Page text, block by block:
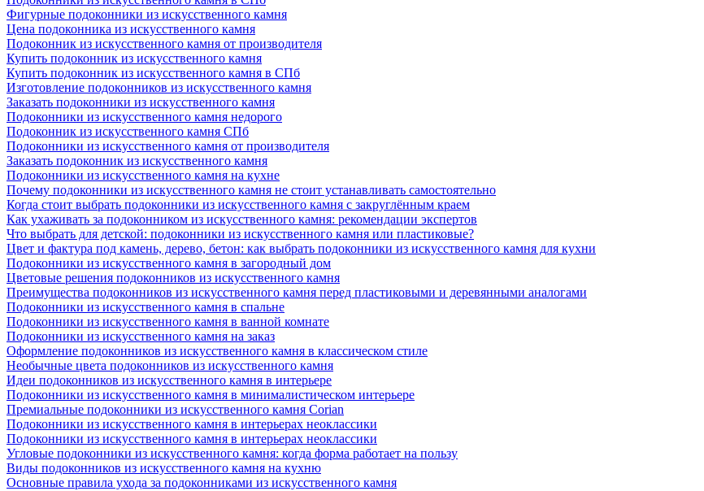
Фигурные подоконники из искусственного камня
Цена подоконника из искусственного камня
Подоконник из искусственного камня от производителя
Купить подоконник из искусственного камня
Купить подоконник из искусственного камня в СПб
Изготовление подоконников из искусственного камня
Заказать подоконники из искусственного камня
Подоконники из искусственного камня недорого
Подоконник из искусственного камня СПб
Подоконники из искусственного камня от производителя
Заказать подоконник из искусственного камня
Подоконники из искусственного камня на кухне
Почему подоконники из искусственного камня не стоит устанавливать самостоятельно
Когда стоит выбрать подоконники из искусственного камня с закруглённым краем
Как ухаживать за подоконником из искусственного камня: рекомендации экспертов
Что выбрать для детской: подоконники из искусственного камня или пластиковые?
Цвет и фактура под камень, дерево, бетон: как выбрать подоконники из искусственного камня для кухни
Подоконники из искусственного камня в загородный дом
Цветовые решения подоконников из искусственного камня
Преимущества подоконников из искусственного камня перед пластиковыми и деревянными аналогами
Подоконники из искусственного камня в спальне
Подоконники из искусственного камня в ванной комнате
Подоконники из искусственного камня на заказ
Оформление подоконников из искусственного камня в классическом стиле
Необычные цвета подоконников из искусственного камня
Идеи подоконников из искусственного камня в интерьере
Подоконники из искусственного камня в минималистическом интерьере
Премиальные подоконники из искусственного камня Corian
Подоконники из искусственного камня в интерьерах неоклассики
Подоконники из искусственного камня в интерьерах неоклассики
Угловые подоконники из искусственного камня: когда форма работает на пользу
Виды подоконников из искусственного камня на кухню
Основные правила ухода за подоконниками из искусственного камня